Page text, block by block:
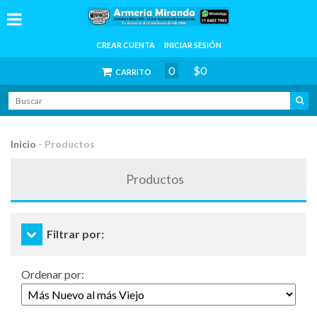
CREAR CUENTA INICIAR SESIÓN
CARRITO 0 $0
Inicio - Productos
Productos
Filtrar por:
Ordenar por: